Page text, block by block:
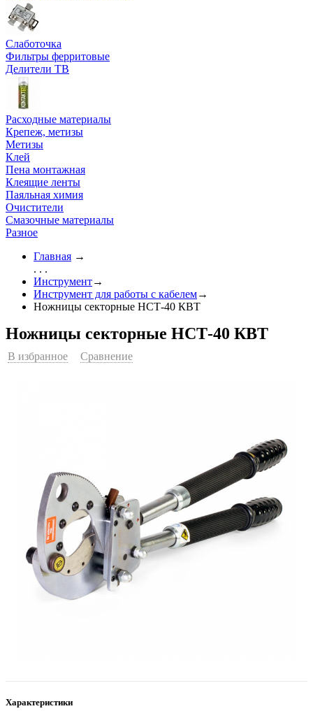
Слаботочка
Фильтры ферритовые
Делители ТВ
Расходные материалы
Крепеж, метизы
Метизы
Клей
Пена монтажная
Клеящие ленты
Паяльная химия
Очистители
Смазочные материалы
Разное
Главная →
. . .
Инструмент→
Инструмент для работы с кабелем→
Ножницы секторные НСТ-40 КВТ
Ножницы секторные НСТ-40 КВТ
В избранное Сравнение
Характеристики